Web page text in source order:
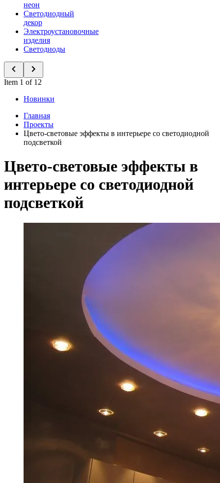
неон
Светодиодный
декор
Электроустановочные
изделия
Светодиоды
Item 1 of 12
Новинки
Главная
Проекты
Цвето-световые эффекты в интерьере со светодиодной
подсветкой
Цвето-световые эффекты в
интерьере со светодиодной
подсветкой